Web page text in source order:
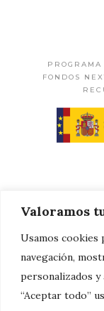
Valoramos
Usamos cookies
navegación,
personalizados
“Aceptar todo”
FONDOS